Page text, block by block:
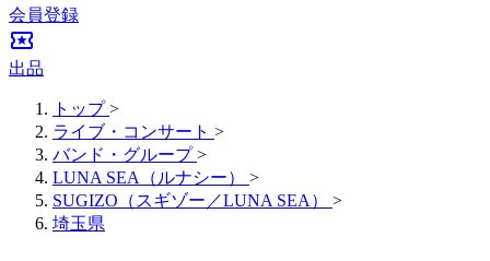
会員登録
local_activity
出品
トップ >
ライブ・コンサート >
バンド・グループ >
LUNA SEA（ルナシー）
>
SUGIZO（スギゾー／LUNA SEA）
>
埼玉県